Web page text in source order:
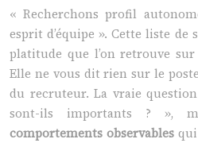
« Recherchons profil
esprit d’équipe ». Cette liste de
platitude que l’on retrouve sur
Elle ne vous dit rien sur le
du recruteur. La vraie
sont-ils importants ? »,
comportements observables